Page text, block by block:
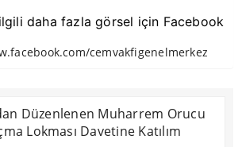
daha fazla görsel için Facebook
cemvakfigenelmerkez
Düzenlenen Muharrem Orucu
Lokması Davetine Katılım